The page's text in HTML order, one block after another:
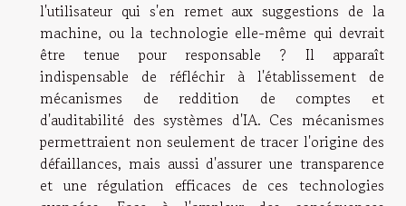
l'utilisateur qui s'en remet aux suggestions de la
machine, ou la technologie elle-même qui devrait
être tenue pour responsable ? Il apparaît
indispensable de réfléchir à l'établissement de
mécanismes de reddition de comptes et
d'auditabilité des systèmes d'IA. Ces mécanismes
permettraient non seulement de tracer l'origine des
défaillances, mais aussi d'assurer une transparence
et une régulation efficaces de ces technologies